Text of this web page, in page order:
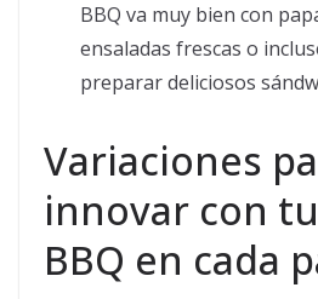
BBQ va muy bien con
ensaladas frescas o
preparar deliciosos
Variaciones
innovar con
BBQ en cada